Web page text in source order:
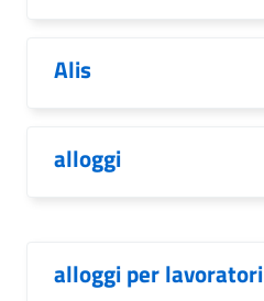
Alis
alloggi
alloggi per lavoratori